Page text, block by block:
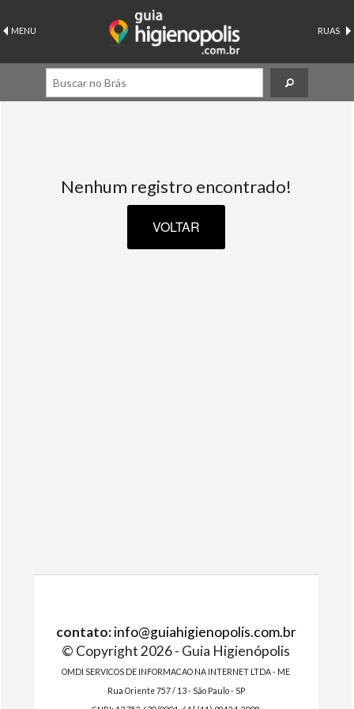
RUAS
MENU
Nenhum registro encontrado!
VOLTAR
contato: info@guiahigienopolis.com.br
© Copyright 2026 - Guia Higienópolis
OMDI SERVICOS DE INFORMACAO NA INTERNET LTDA - ME
Rua Oriente 757 / 13 - São Paulo - SP